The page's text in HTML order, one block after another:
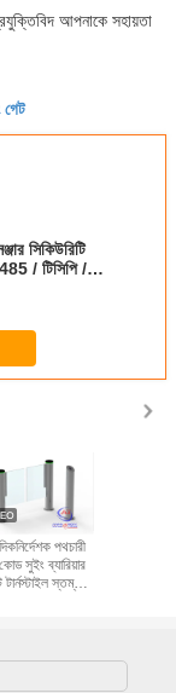
আপনাকে সহায়তা
গেট
সিকিউরিটি
/ টিসিপি /
পথচারী
সুইং ব্যারিয়ার
টার্নস্টাইল স্তম্ভ